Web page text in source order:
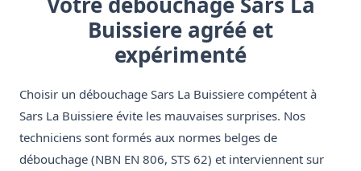
Buissiere agréé et
expérimenté
Choisir un débouchage Sars La Buissiere compétent à
Sars La Buissiere évite les mauvaises surprises. Nos
techniciens sont formés aux normes belges de
débouchage (NBN EN 806, STS 62) et interviennent sur